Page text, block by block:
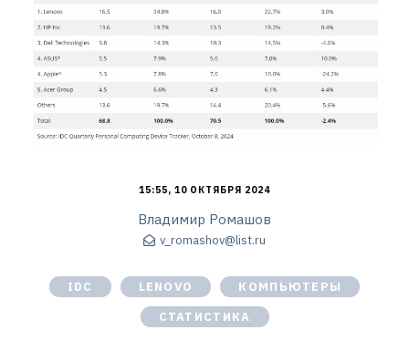
15:55, 10 ОКТЯБРЯ 2024
Владимир Ромашов
v_romashov@list.ru
IDC LENOVO
КОМПЬЮТЕРЫ
СТАТИСТИКА